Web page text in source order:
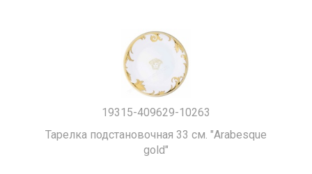
19315-409629-10263
Тарелка подстановочная 33 см. "Arabesque
gold"